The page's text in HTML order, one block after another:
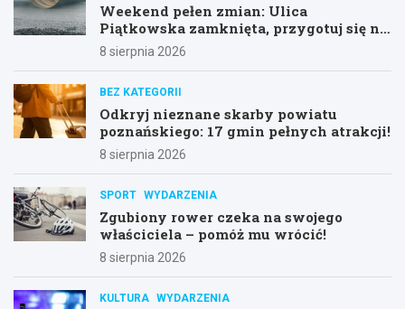
Weekend pełen zmian: Ulica
Piątkowska zamknięta, przygotuj się na
objazdy!
8 sierpnia 2026
BEZ KATEGORII
Odkryj nieznane skarby powiatu
poznańskiego: 17 gmin pełnych atrakcji!
8 sierpnia 2026
SPORT WYDARZENIA
Zgubiony rower czeka na swojego
właściciela – pomóż mu wrócić!
8 sierpnia 2026
KULTURA WYDARZENIA